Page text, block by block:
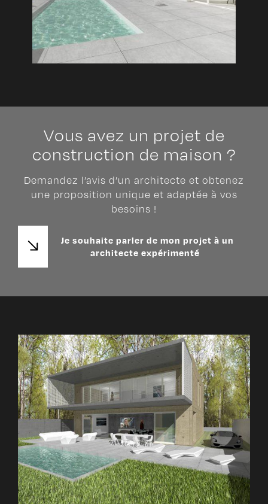
Vous avez un projet de
construction de maison ?
Demandez l’avis d’un architecte et obtenez
une proposition unique et adaptée à vos
besoins !
Je souhaite parler de mon projet à un
architecte expérimenté